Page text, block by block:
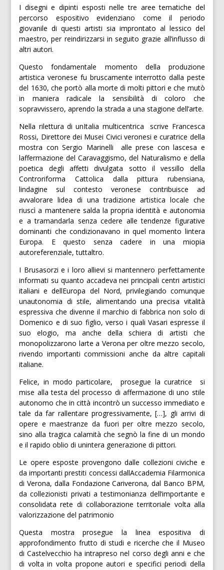
I disegni e dipinti esposti nelle tre aree tematiche del
percorso espositivo evidenziano come il periodo
giovanile di questi artisti sia improntato al lessico del
maestro, per reindirizzarsi in seguito grazie all’influsso di
altri autori.
Questo fondamentale momento della produzione
artistica veronese fu bruscamente interrotto dalla peste
del 1630, che portò alla morte di molti pittori e che mutò
in maniera radicale la sensibilità di coloro che
sopravvissero, aprendo la strada a una stagione dell’arte.
Nella rilettura di unItalia multicentrica  scrive Francesca
Rossi, Direttore dei Musei Civici veronesi e curatrice della
mostra con Sergio Marinelli  alle prese con lascesa e
laffermazione del Caravaggismo, del Naturalismo e della
poetica degli affetti divulgata sotto il vessillo della
Controriforma Cattolica dalla pittura rubensiana,
lindagine sul contesto veronese contribuisce ad
avvalorare lidea di una tradizione artistica locale che
riuscì a mantenere salda la propria identità e autonomia
e a tramandarla senza cedere alle tendenze figurative
dominanti che condizionavano in quel momento lintera
Europa. E questo senza cadere in una miopia
autoreferenziale, tuttaltro.
I Brusasorzi e i loro allievi si mantennero perfettamente
informati su quanto accadeva nei principali centri artistici
italiani e dellEuropa del Nord, privilegiando comunque
unautonomia di stile, alimentando una precisa vitalità
espressiva che divenne il marchio di fabbrica non solo di
Domenico e di suo figlio, verso i quali Vasari espresse il
suo elogio, ma anche della schiera di artisti che
monopolizzarono larte a Verona per oltre mezzo secolo,
rivendo importanti commissioni anche da altre capitali
italiane.
Felice, in modo particolare,  prosegue la curatrice  si
mise alla testa del processo di affermazione di uno stile
autonomo che in città incontrò un successo immediato e
tale da far rallentare progressivamente, […], gli arrivi di
opere e maestranze da fuori per oltre mezzo secolo,
sino alla tragica calamità che segnò la fine di un mondo
e il rapido oblio di unintera generazione di pittori.
Le opere esposte provengono dalle collezioni civiche e
da importanti prestiti concessi dallAccademia Filarmonica
di Verona, dalla Fondazione Cariverona, dal Banco BPM,
da collezionisti privati a testimonianza dell’importante e
consolidata rete di collaborazione territoriale volta alla
valorizzazione del patrimonio
Questa mostra prosegue la linea espositiva di
approfondimento frutto di studi e ricerche che il Museo
di Castelvecchio ha intrapreso nel corso degli anni e che
di volta in volta propone autori e specifici periodi della